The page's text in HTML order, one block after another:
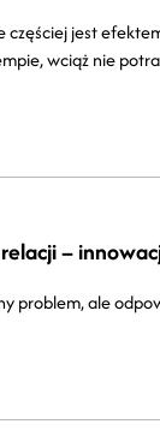
częściej jest
wciąż nie
–
problem, ale